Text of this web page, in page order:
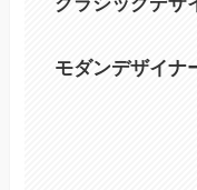
モダンデザイナ